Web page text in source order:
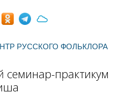
РУССКОГО ФОЛЬКЛОРА
семинар-практикум